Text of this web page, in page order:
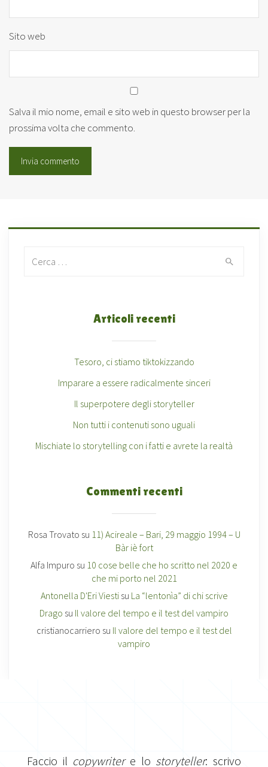
Sito web
Salva il mio nome, email e sito web in questo browser per la
prossima volta che commento.
Articoli recenti
Tesoro, ci stiamo tiktokizzando
Imparare a essere radicalmente sinceri
Il superpotere degli storyteller
Non tutti i contenuti sono uguali
Mischiate lo storytelling con i fatti e avrete la realtà
Commenti recenti
Rosa Trovato su 11) Acireale – Bari, 29 maggio 1994 – U
Bàr iè fort
Alfa Impuro su 10 cose belle che ho scritto nel 2020 e
che mi porto nel 2021
Antonella D'Eri Viestisu La “lentonìa” di chi scrive
Drago su Il valore del tempo e il test del vampiro
cristianocarriero su Il valore del tempo e il test del
vampiro
Faccio il copywritere lo storyteller: scrivo